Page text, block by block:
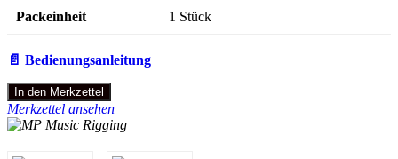
Packeinheit 1 Stück
📄 Bedienungsanleitung
In den Merkzettel
Merkzettel ansehen